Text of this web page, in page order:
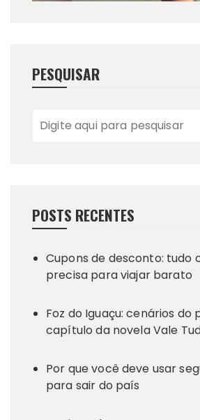
PESQUISAR
POSTS RECENTES
Cupons de desconto: tudo
precisa para viajar barato
Foz do Iguaçu: cenários do
capítulo da novela Vale
Por que você deve usar
para sair do país